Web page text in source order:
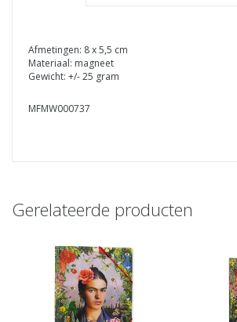
Afmetingen: 8 x 5,5 cm
Materiaal: magneet
Gewicht: +/- 25 gram
MFMW000737
Gerelateerde producten